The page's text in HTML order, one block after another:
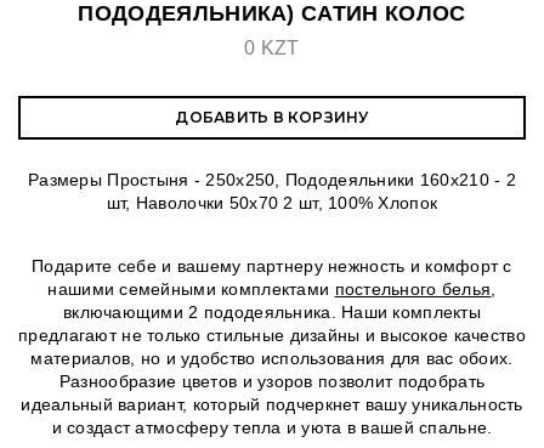
ПОДОДЕЯЛЬНИКА) САТИН КОЛОС
0 KZT
ДОБАВИТЬ В КОРЗИНУ
Размеры Простыня - 250х250, Пододеяльники 160х210 - 2
шт, Наволочки 50х70 2 шт, 100% Хлопок
Подарите себе и вашему партнеру нежность и комфорт с
нашими семейными комплектами постельного белья
включающими 2 пододеяльника. Наши комплекты
предлагают не только стильные дизайны и высокое качество
материалов, но и удобство использования для вас обоих.
Разнообразие цветов и узоров позволит подобрать
идеальный вариант, который подчеркнет вашу уникальность
и создаст атмосферу тепла и уюта в вашей спальне.